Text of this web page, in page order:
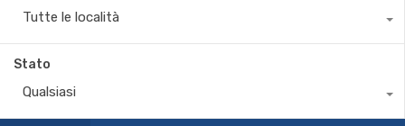
Tutte le località
Stato
Qualsiasi